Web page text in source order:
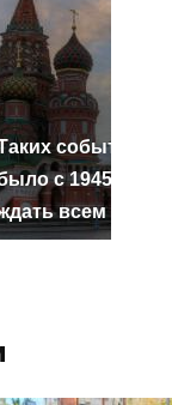
событий не
с 1945: чего
всем нам?